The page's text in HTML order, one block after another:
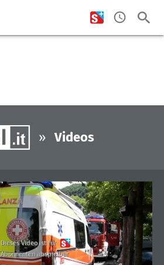
» Videos
Dieses Video ist für
Abonnenten abspielbar